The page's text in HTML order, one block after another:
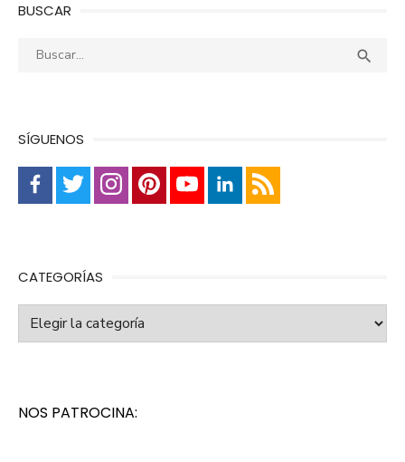
BUSCAR
Buscar: 
SÍGUENOS
CATEGORÍAS
Categorías
NOS PATROCINA: